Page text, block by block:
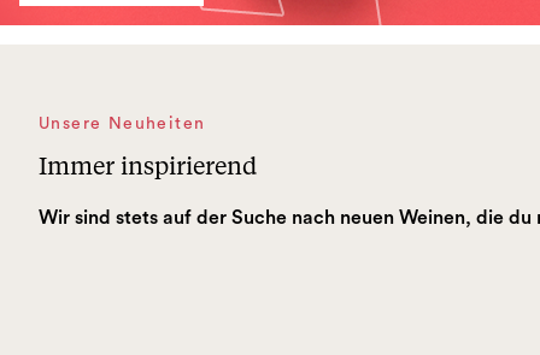
Unsere Neuheiten
Immer inspirierend
Wir sind stets auf der Suche nach neuen Weinen, die